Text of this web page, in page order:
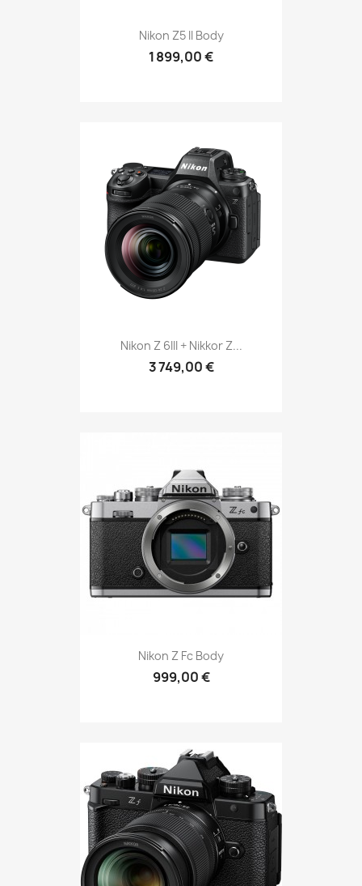
Nikon Z5 II Body
1 899,00 €
Nikon Z 6III + Nikkor Z...
3 749,00 €
Nikon Z Fc Body
999,00 €